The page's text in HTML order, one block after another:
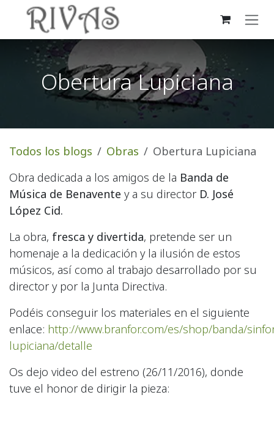
Ir al contenido
Obertura Lupiciana
Todos los blogs Obras
Obertura Lupiciana
Obra dedicada a los amigos de la Banda de
Música de Benavente y a su director D. José
López Cid.
La obra, fresca y divertida, pretende ser un
homenaje a la dedicación y la ilusión de estos
músicos, así como al trabajo desarrollado por su
director y por la Junta Directiva.
Podéis conseguir los materiales en el siguiente
enlace: http://www.branfor.com/es/shop/banda/
lupiciana/detalle
Os dejo video del estreno (26/11/2016), donde
tuve el honor de dirigir la pieza: